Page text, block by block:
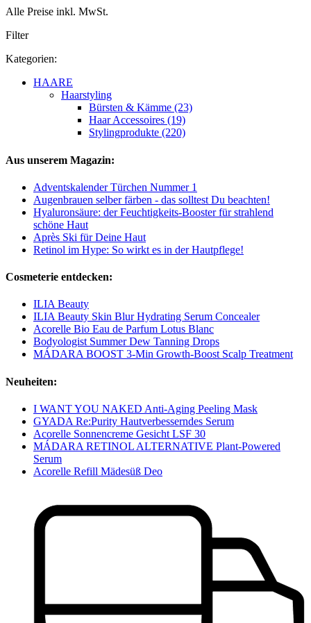
Alle Preise inkl. MwSt.
Filter
Kategorien:
HAARE
Haarstyling
Bürsten & Kämme (23)
Haar Accessoires (19)
Stylingprodukte (220)
Aus unserem Magazin:
Adventskalender Türchen Nummer 1
Augenbrauen selber färben - das solltest Du beachten!
Hyaluronsäure: der Feuchtigkeits-Booster für strahlend
schöne Haut
Après Ski für Deine Haut
Retinol im Hype: So wirkt es in der Hautpflege!
Cosmeterie entdecken:
ILIA Beauty
ILIA Beauty Skin Blur Hydrating Serum Concealer
Acorelle Bio Eau de Parfum Lotus Blanc
Bodyologist Summer Dew Tanning Drops
MÁDARA BOOST 3-Min Growth-Boost Scalp Treatment
Neuheiten:
I WANT YOU NAKED Anti-Aging Peeling Mask
GYADA Re:Purity Hautverbesserndes Serum
Acorelle Sonnencreme Gesicht LSF 30
MÁDARA RETINOL ALTERNATIVE Plant-Powered
Serum
Acorelle Refill Mädesüß Deo